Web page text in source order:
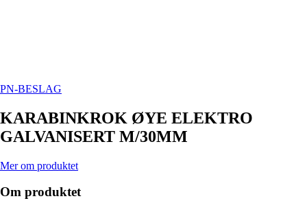
PN-BESLAG
KARABINKROK ØYE ELEKTRO
GALVANISERT M/30MM
Mer om produktet
Om produktet